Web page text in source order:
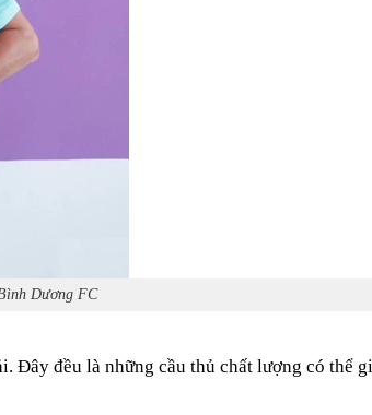
Dương FC
Đây đều là những cầu thủ chất lượng có thể